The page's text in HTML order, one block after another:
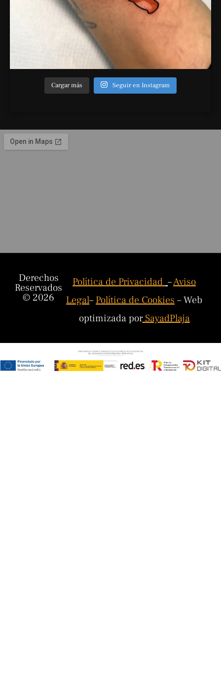
Cargar más Seguir en Instagram
Derechos
Reservados
© 2026
Política de Privacidad–Aviso
Legal–Política de Cookies– Web
optimizada porSayadPlaja